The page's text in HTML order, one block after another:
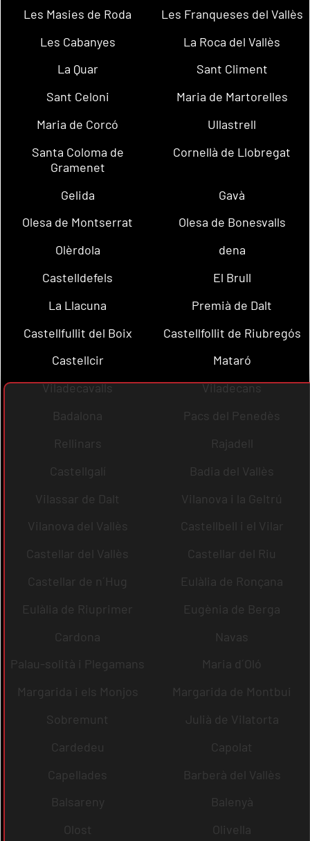
Les Masies de Roda
Les Franqueses del Vallès
Les Cabanyes
La Roca del Vallès
La Quar
Sant Climent
Sant Celoni
Maria de Martorelles
Maria de Corcó
Ullastrell
Santa Coloma de
Gramenet
Cornellà de Llobregat
Gelida
Gavà
Olesa de Montserrat
Olesa de Bonesvalls
Olèrdola
dena
Castelldefels
El Brull
La Llacuna
Premià de Dalt
Castellfullit del Boix
Castellfollit de Riubregós
Castellcir
Mataró
Viladecavalls
Viladecans
Badalona
Pacs del Penedès
Rellinars
Rajadell
Castellgalí
Badia del Vallès
Vilassar de Dalt
Vilanova i la Geltrú
Vilanova del Vallès
Castellbell i el Vilar
Castellar del Vallès
Castellar del Riu
Castellar de n´Hug
Eulàlia de Ronçana
Eulàlia de Riuprimer
Eugènia de Berga
Cardona
Navas
Palau-solità i Plegamans
Maria d´Oló
Margarida i els Monjos
Margarida de Montbui
Sobremunt
Julià de Vilatorta
Cardedeu
Capolat
Capellades
Barberà del Vallès
Balsareny
Balenyà
Olost
Olivella